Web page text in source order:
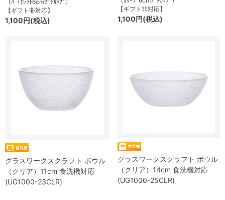
（ﾊﾞｲｵﾚｯﾄ6cmﾌﾟﾁｶｯﾌﾟ）
【ギフト非対応】
1,100円(税込)
【ギフト非対応】
1,100円(税込)
グラスワークスクラフト ボウル
（クリア）11cm 食洗機対応
(UG1000-23CLR)
グラスワークスクラフト ボウル
（クリア）14cm 食洗機対応
(UG1000-25CLR)